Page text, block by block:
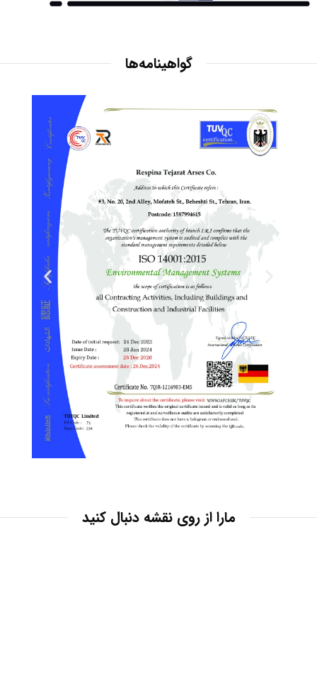
گواهینامه‌ها
مارا از روی نقشه دنبال کنید